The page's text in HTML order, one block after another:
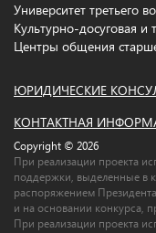
Университет третьего
Культурно-досуговая и
Центры общения
ЮРИДИЧЕСКИЕ
КОНТАКТНАЯ
Copyright © 2026
При реализации проекта
поддержки, выделенные в
распоряжением
и на основании конкурса,
При реализации проекта